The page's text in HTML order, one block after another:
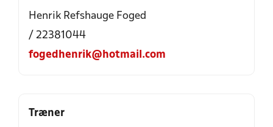
Henrik Refshauge Foged
/ 22381044
fogedhenrik@hotmail.com
Træner